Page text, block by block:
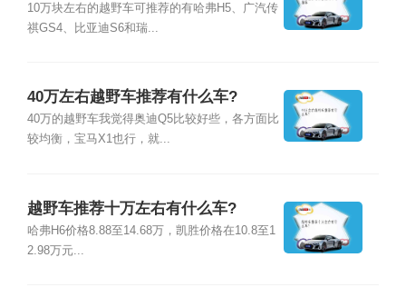
10万块左右的越野车可推荐的有哈弗H5、广汽传
祺GS4、比亚迪S6和瑞...
40万左右越野车推荐有什么车?
40万的越野车我觉得奥迪Q5比较好些，各方面比
较均衡，宝马X1也行，就...
越野车推荐十万左右有什么车?
哈弗H6价格8.88至14.68万，凯胜价格在10.8至1
2.98万元...